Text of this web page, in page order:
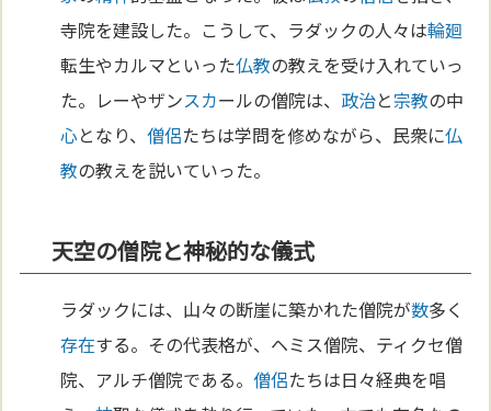
寺院を建設した。こうして、ラダックの人々は輪廻
転生やカルマといった仏教の教えを受け入れていっ
た。レーやザンスカールの僧院は、 政治と宗教の中
心となり、僧侶たちは学問を修めながら、民衆に仏
教の教えを説いていった。
天空の僧院と神秘的な儀式
ラダックには、山々の断崖に築かれた僧院が数多く
存在する。その代表格が、ヘミス僧院、ティクセ僧
院、アルチ僧院である。僧侶たちは日々経典を唱